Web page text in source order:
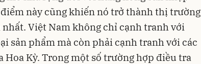
này cũng khiến nó trở thành thị trường
Việt Nam không chỉ cạnh tranh với
sản phẩm mà còn phải cạnh tranh với các
Hoa Kỳ. Trong một số trường hợp điều tra